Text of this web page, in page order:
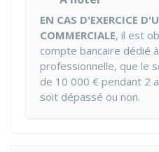
EN CAS D'EXERCICE
COMMERCIALE, il est
compte bancaire dédié
professionnelle, que le
de 10 000 € pendant 2
soit dépassé ou non.